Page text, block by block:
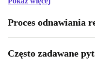
Proces odnawiania
Często zadawane